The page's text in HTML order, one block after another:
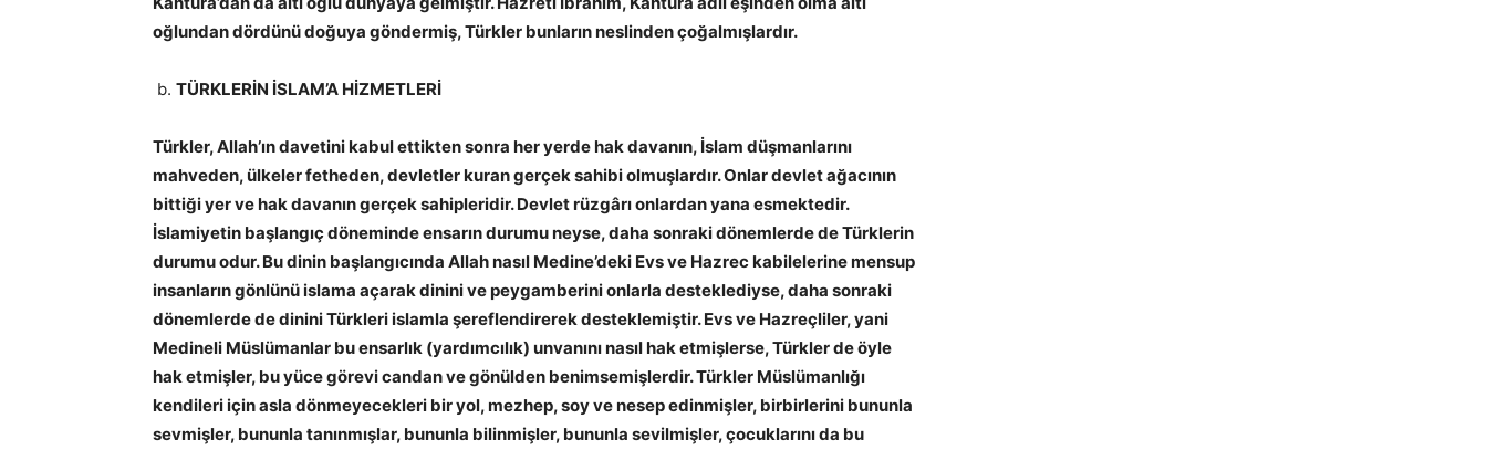
oğlundan dördünü doğuya göndermiş, Türkler bunların neslinden çoğalmışlardır.
TÜRKLERİN İSLAM’A HİZMETLERİ
Türkler, Allah’ın davetini kabul ettikten sonra her yerde hak davanın, İslam düşmanlarını
mahveden, ülkeler fetheden, devletler kuran gerçek sahibi olmuşlardır. Onlar devlet ağacının
bittiği yer ve hak davanın gerçek sahipleridir. Devlet rüzgârı onlardan yana esmektedir.
İslamiyetin başlangıç döneminde ensarın durumu neyse, daha sonraki dönemlerde de Türklerin
durumu odur. Bu dinin başlangıcında Allah nasıl Medine’deki Evs ve Hazrec kabilelerine mensup
insanların gönlünü islama açarak dinini ve peygamberini onlarla desteklediyse, daha sonraki
dönemlerde de dinini Türkleri islamla şereflendirerek desteklemiştir. Evs ve Hazreçliler, yani
Medineli Müslümanlar bu ensarlık (yardımcılık) unvanını nasıl hak etmişlerse, Türkler de öyle
hak etmişler, bu yüce görevi candan ve gönülden benimsemişlerdir. Türkler Müslümanlığı
kendileri için asla dönmeyecekleri bir yol, mezhep, soy ve nesep edinmişler, birbirlerini bununla
sevmişler, bununla tanınmışlar, bununla bilinmişler, bununla sevilmişler, çocuklarını da bu